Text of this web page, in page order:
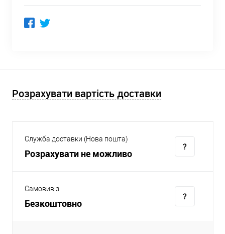
Розрахувати вартість доставки
Служба доставки (Нова пошта)
Розрахувати не можливо
Самовивіз
Безкоштовно